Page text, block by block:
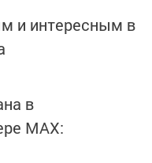
и интересным в
в
MАХ: